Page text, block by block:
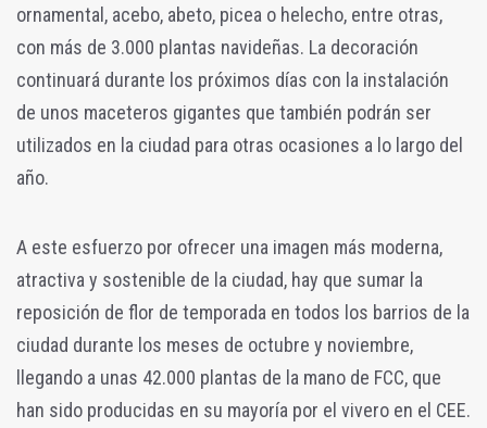
ornamental, acebo, abeto, picea o helecho, entre otras,
con más de 3.000 plantas navideñas. La decoración
continuará durante los próximos días con la instalación
de unos maceteros gigantes que también podrán ser
utilizados en la ciudad para otras ocasiones a lo largo del
año.
A este esfuerzo por ofrecer una imagen más moderna,
atractiva y sostenible de la ciudad, hay que sumar la
reposición de flor de temporada en todos los barrios de la
ciudad durante los meses de octubre y noviembre,
llegando a unas 42.000 plantas de la mano de FCC, que
han sido producidas en su mayoría por el vivero en el CEE.